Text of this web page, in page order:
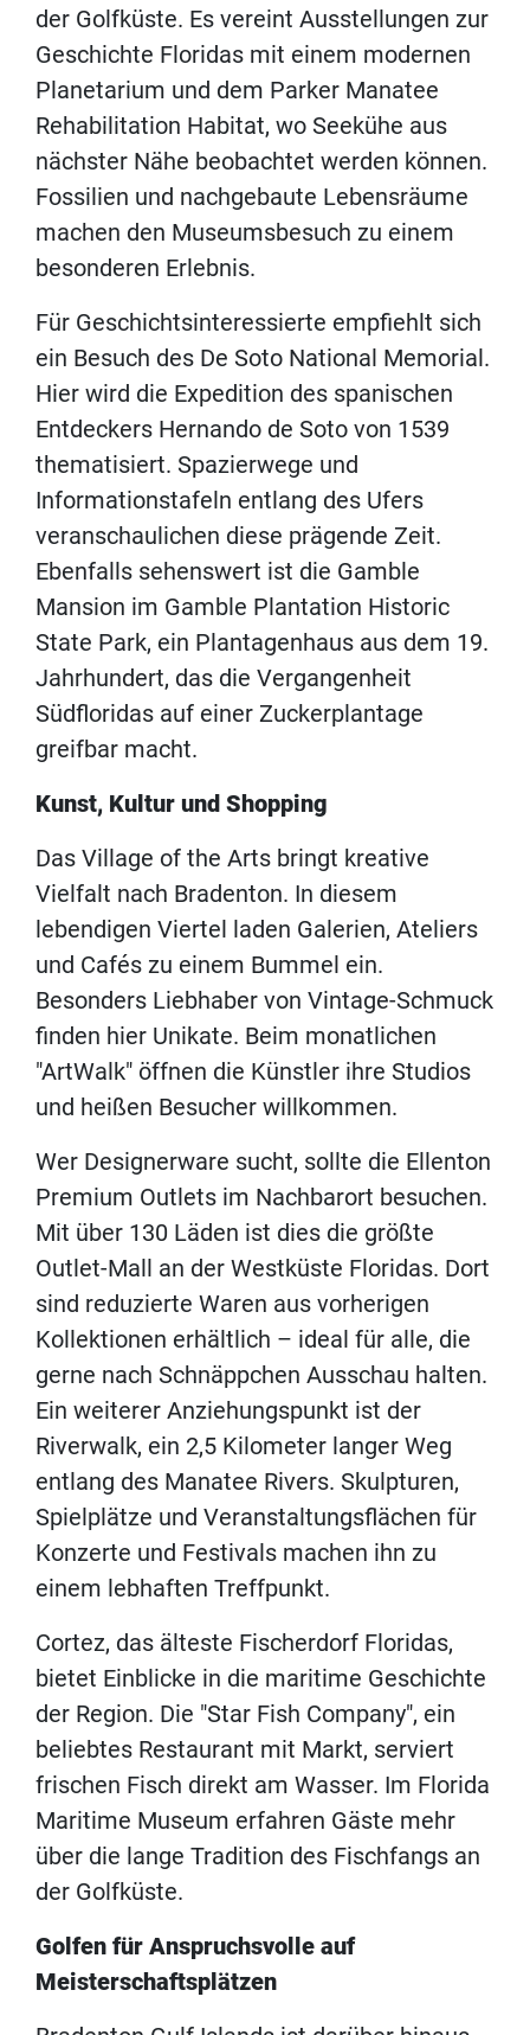
der Golfküste. Es vereint Ausstellungen zur
Geschichte Floridas mit einem modernen
Planetarium und dem Parker Manatee
Rehabilitation Habitat, wo Seekühe aus
nächster Nähe beobachtet werden können.
Fossilien und nachgebaute Lebensräume
machen den Museumsbesuch zu einem
besonderen Erlebnis.
Für Geschichtsinteressierte empfiehlt sich
ein Besuch des De Soto National Memorial.
Hier wird die Expedition des spanischen
Entdeckers Hernando de Soto von 1539
thematisiert. Spazierwege und
Informationstafeln entlang des Ufers
veranschaulichen diese prägende Zeit.
Ebenfalls sehenswert ist die Gamble
Mansion im Gamble Plantation Historic
State Park, ein Plantagenhaus aus dem 19.
Jahrhundert, das die Vergangenheit
Südfloridas auf einer Zuckerplantage
greifbar macht.
Kunst, Kultur und Shopping
Das Village of the Arts bringt kreative
Vielfalt nach Bradenton. In diesem
lebendigen Viertel laden Galerien, Ateliers
und Cafés zu einem Bummel ein.
Besonders Liebhaber von Vintage-Schmuck
finden hier Unikate. Beim monatlichen
"ArtWalk" öffnen die Künstler ihre Studios
und heißen Besucher willkommen.
Wer Designerware sucht, sollte die Ellenton
Premium Outlets im Nachbarort besuchen.
Mit über 130 Läden ist dies die größte
Outlet-Mall an der Westküste Floridas. Dort
sind reduzierte Waren aus vorherigen
Kollektionen erhältlich – ideal für alle, die
gerne nach Schnäppchen Ausschau halten.
Ein weiterer Anziehungspunkt ist der
Riverwalk, ein 2,5 Kilometer langer Weg
entlang des Manatee Rivers. Skulpturen,
Spielplätze und Veranstaltungsflächen für
Konzerte und Festivals machen ihn zu
einem lebhaften Treffpunkt.
Cortez, das älteste Fischerdorf Floridas,
bietet Einblicke in die maritime Geschichte
der Region. Die "Star Fish Company", ein
beliebtes Restaurant mit Markt, serviert
frischen Fisch direkt am Wasser. Im Florida
Maritime Museum erfahren Gäste mehr
über die lange Tradition des Fischfangs an
der Golfküste.
Golfen für Anspruchsvolle auf
Meisterschaftsplätzen